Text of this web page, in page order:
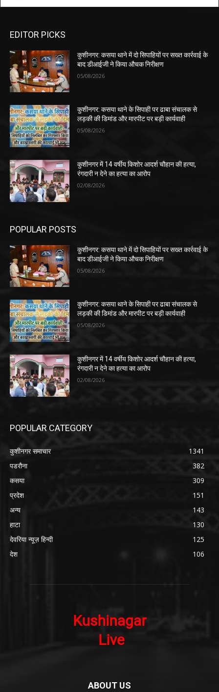
EDITOR PICKS
कुशीनगर: कसया थाने में दो सिपाहियों पर सख्त कार्रवाई के
बाद डीआईजी ने किया औचक निरीक्षण
05/08/2026
कुशीनगर: कसया थाने के सिपाही पर ढाबा संचालक से
लड़की की डिमांड और मारपीट पर बड़ी कार्यवाही
05/08/2026
कुशीनगर में 14 वर्षीय किशोर आदर्श चौहान की हत्या,
रंगदारी न देने का हत्या का आरोप
02/08/2026
POPULAR POSTS
कुशीनगर: कसया थाने में दो सिपाहियों पर सख्त कार्रवाई के
बाद डीआईजी ने किया औचक निरीक्षण
05/08/2026
कुशीनगर: कसया थाने के सिपाही पर ढाबा संचालक से
लड़की की डिमांड और मारपीट पर बड़ी कार्यवाही
05/08/2026
कुशीनगर में 14 वर्षीय किशोर आदर्श चौहान की हत्या,
रंगदारी न देने का हत्या का आरोप
02/08/2026
POPULAR CATEGORY
कुशीनगर समाचार
1341
पडरौना
382
कसया
309
प्रदेश
151
अन्य
143
हाटा
130
देवरिया न्यूज़ हिन्दी
125
देश
106
ABOUT US